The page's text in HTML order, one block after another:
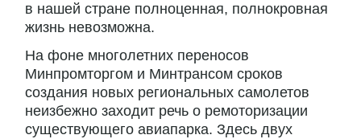
в нашей стране полноценная, полнокровная
жизнь невозможна.
На фоне многолетних переносов
Минпромторгом и Минтрансом сроков
создания новых региональных самолетов
неизбежно заходит речь о ремоторизации
существующего авиапарка. Здесь двух